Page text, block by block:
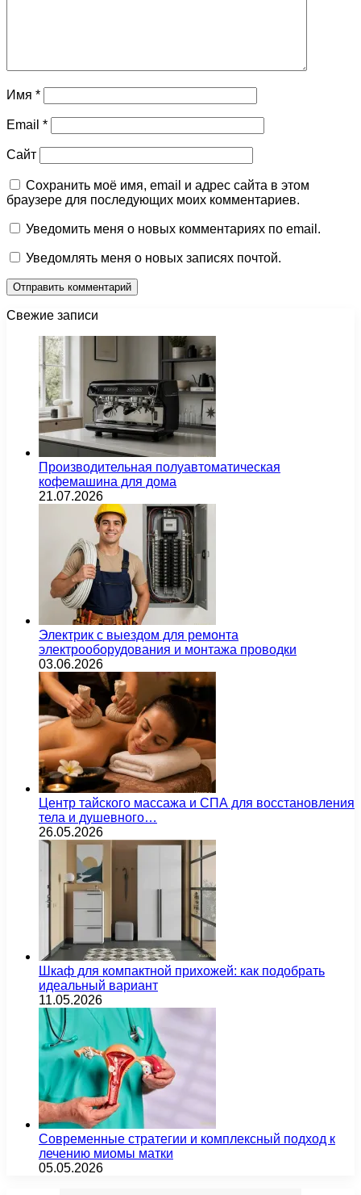
Имя *
Email *
Сайт
Сохранить моё имя, email и адрес сайта в этом
браузере для последующих моих комментариев.
Уведомить меня о новых комментариях по email.
Уведомлять меня о новых записях почтой.
Свежие записи
Производительная полуавтоматическая
кофемашина для дома
21.07.2026
Электрик с выездом для ремонта
электрооборудования и монтажа проводки
03.06.2026
Центр тайского массажа и СПА для восстановления
тела и душевного…
26.05.2026
Шкаф для компактной прихожей: как подобрать
идеальный вариант
11.05.2026
Современные стратегии и комплексный подход к
лечению миомы матки
05.05.2026